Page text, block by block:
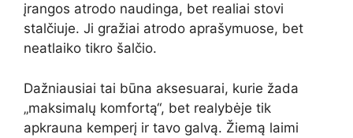
įrangos atrodo naudinga, bet realiai stovi
stalčiuje. Ji gražiai atrodo aprašymuose, bet
neatlaiko tikro šalčio.
Dažniausiai tai būna aksesuarai, kurie žada
„maksimalų komfortą“, bet realybėje tik
apkrauna kemperį ir tavo galvą. Žiemą laimi